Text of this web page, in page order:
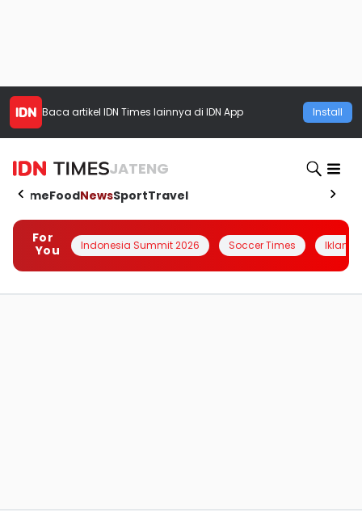
Baca artikel IDN Times lainnya di IDN App Install
JATENG
HomeFoodNewsSportTravel
For
You
Indonesia Summit 2026 Soccer Times Iklanin